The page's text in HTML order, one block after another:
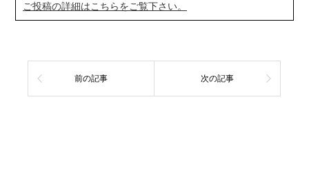
ご投稿の詳細はこちらをご覧下さい。
前の記事 次の記事